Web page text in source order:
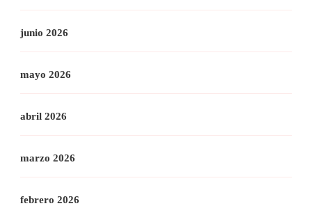
junio 2026
mayo 2026
abril 2026
marzo 2026
febrero 2026